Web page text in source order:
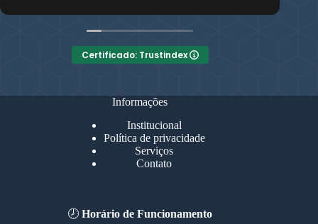
Certificado: Trustindex
Informações
Institucional
Política de privacidade
Serviços
Contato
🕗Horário de Funcionamento